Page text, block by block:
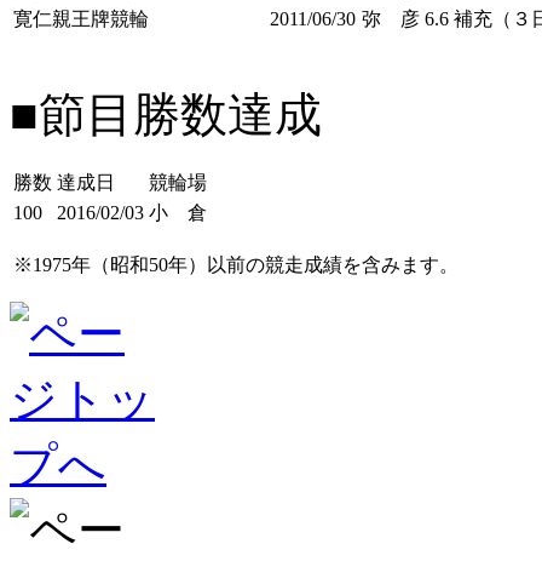
寛仁親王牌競輪
2011/06/30 弥 彦 6.6 補充（３
■節目勝数達成
勝数 達成日
競輪場
100
2016/02/03 小 倉
※1975年（昭和50年）以前の競走成績を含みます。